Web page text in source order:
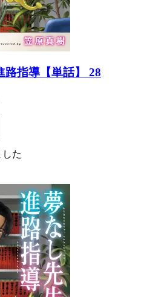
路指導【単話】 28
た